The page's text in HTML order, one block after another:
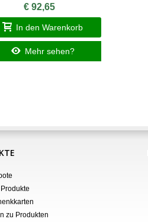
€ 92,65
In den Warenkorb
Mehr sehen?
zu Produkten